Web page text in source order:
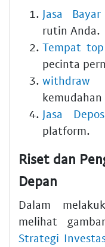
Jasa
rutin Anda.
Tempat
pecinta
withdraw
Jasa
platform.
Riset dan
Depan
Dalam
melihat
Strategi